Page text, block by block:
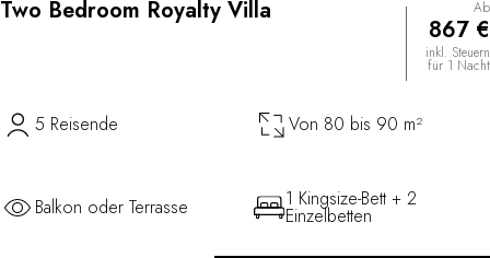
Two Bedroom Royalty Villa Ab
867 €
inkl. Steuern
für 1 Nacht
5 Reisende Von 80 bis 90 m²
Balkon oder Terrasse 1 Kingsize-Bett + 2
Einzelbetten